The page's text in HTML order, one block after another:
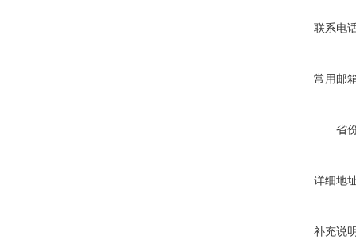
联系电
常用邮
省
详细地
补充说